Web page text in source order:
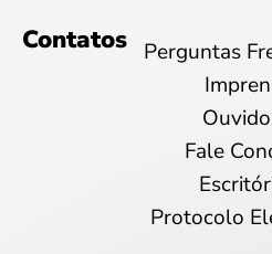
Contatos
Perguntas
Fale
Protocolo